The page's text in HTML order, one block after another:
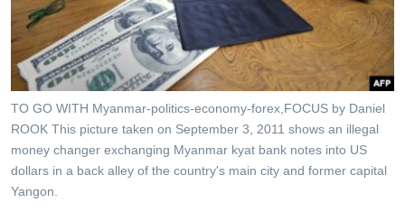
ညွန်း
စာမျက်နှာ
ကျော်
ကြည့်
ရန်
ရှာဖွေ
Learning English
ဗွီအိုအေ လူမှုကွန်ယက်များ
ဘာသာစကားများ
TO GO WITH Myanmar-politics-economy-forex,FOCUS by Daniel
ROOK This picture taken on September 3, 2011 shows an illegal
money changer exchanging Myanmar kyat bank notes into US
dollars in a back alley of the country's main city and former capital
Yangon.